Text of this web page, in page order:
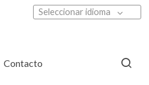
Seleccionar idioma
Contacto